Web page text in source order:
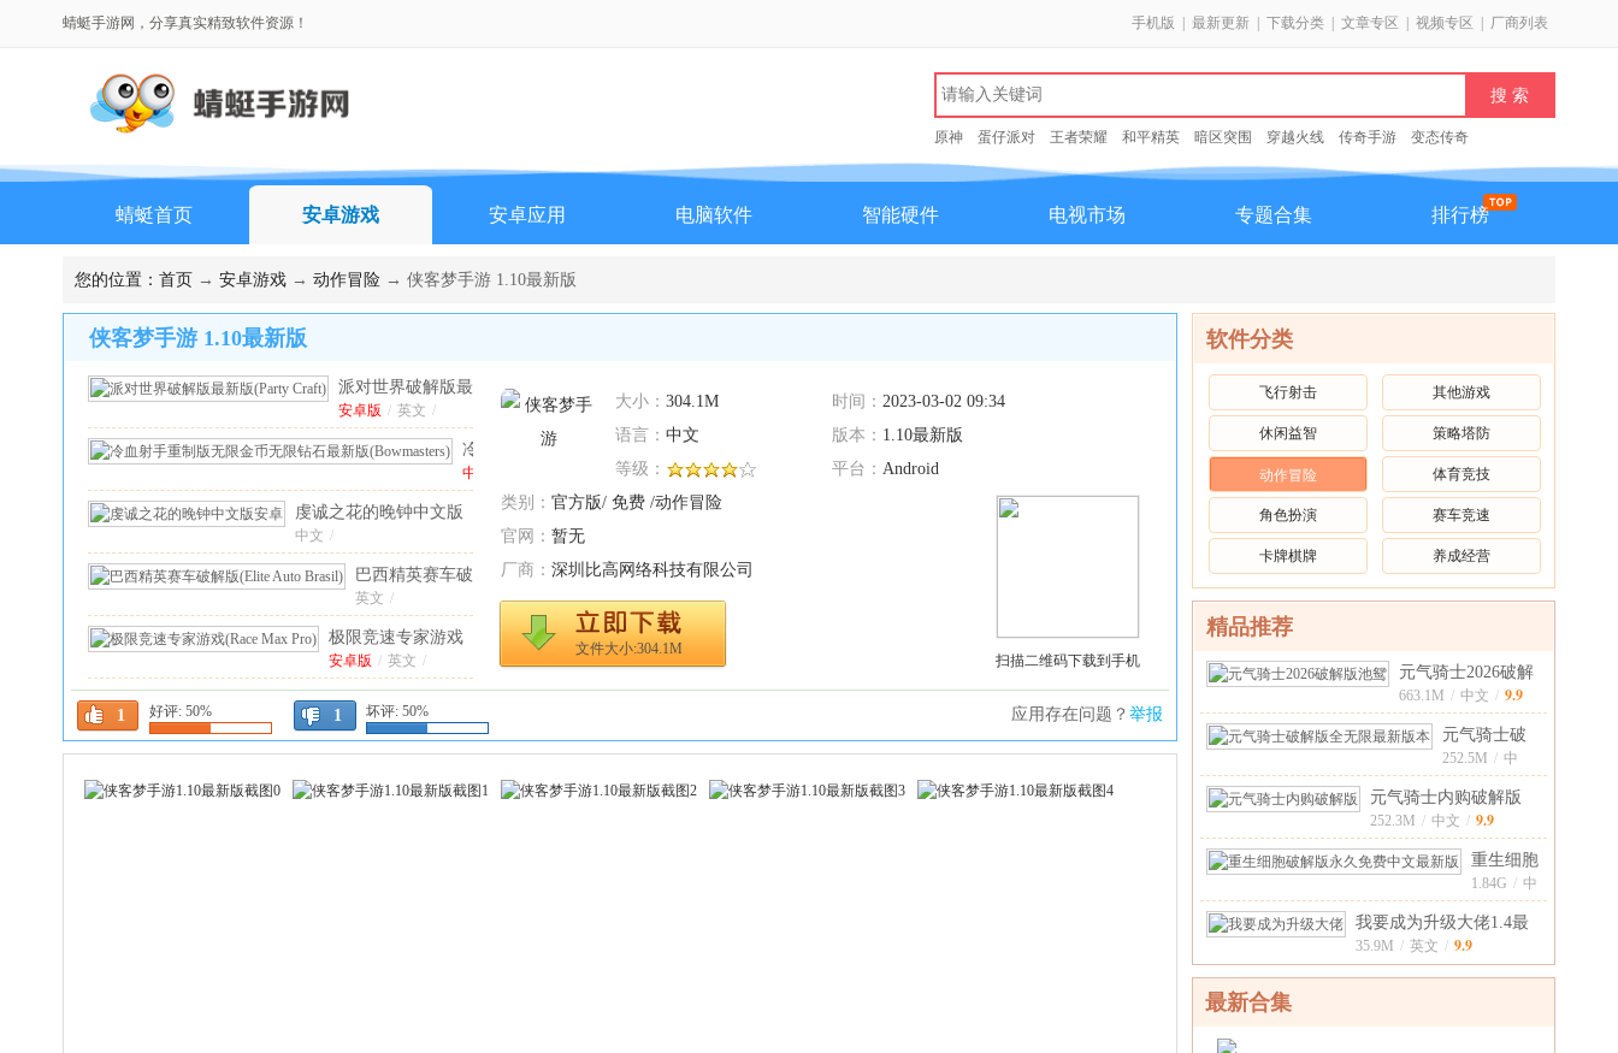
蜻蜓手游网，分享真实精致软件资源！ 手机版 最新更新 下载分类 文章专区 视频专区 厂商列表
原神 蛋仔派对 王者荣耀 和平精英 暗区突围 穿越火线 传奇手游 变态传奇
蜻蜓首页 安卓游戏 安卓应用 电脑软件 智能硬件 电视市场 专题合集 排行榜
您的位置： 首页 → 安卓游戏 → 动作冒险 → 侠客梦手游 1.10最新版
侠客梦手游 1.10最新版
大小： 304.1M 时间： 2023-03-02 09:34
语言： 中文 版本： 1.10最新版
等级：
平台： Android
类别： 官方版/ 免费 /动作冒险
官网： 暂无
厂商： 深圳比高网络科技有限公司
文件大小:304.1M
1 好评: 50% 1 坏评: 50% 应用存在问题？ 举报
派对世界破解版最
新版(Party
Craft) 1.8.31安卓
版
安卓版 / 英文 /
冷
血
手
制
无
限
币
限
石
中
文
文
虔诚之花的晚钟中文版
安卓
中文 /
巴西精英赛车破
解版(Elite Auto
版
英文 /
极限竞速专家游戏
(Race Max
Pro) 2.13.16安卓版
安卓版 / 英文 /
梦幻家园九游版最新版
7.5.0安卓版
安卓版 / 中文
安卓版 / 中文 /
扫描二维码下载到手机
软件分类
飞行射击 其他游戏
休闲益智 策略塔防
动作冒险 体育竞技
角色扮演 赛车竞速
卡牌棋牌 养成经营
精品推荐
元气骑士2026破解
版池鸳8.3.0全
663.1M / 中文 / 9.9
元气骑士破
解版全无限
252.5M / 中
文 / 9.9
元气骑士内购破解版
5.0.2Tap版
252.3M / 中文 / 9.9
重生细胞
破解版永
文最
1.84G / 中
文 / 9.9
我要成为升级大佬1.4最
新版
35.9M / 英文 / 9.9
最新合集